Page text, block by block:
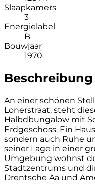
Slaapkamers
3
Energielabel
B
Bouwjaar
1970
Beschreibung
An einer schönen
Lonerstraat, steht
Halbdbungalow mit
Erdgeschoss. Ein
sondern auch Ruhe
seiner Lage in einer
Umgebung wohnst
Stadtzentrums und
Drentsche Aa und